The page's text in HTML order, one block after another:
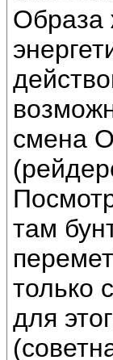
Образа
смена
там
только
для